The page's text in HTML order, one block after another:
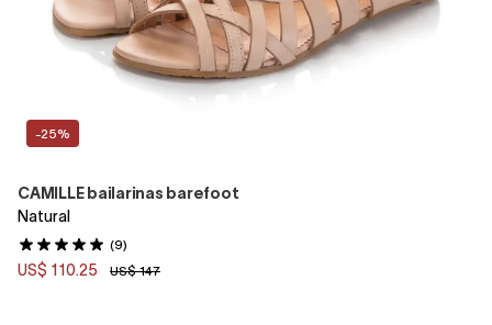
-25%
CAMILLE bailarinas barefoot
Natural
(9)
US$ 110.25 US$ 147